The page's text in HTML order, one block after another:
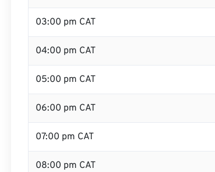
03:00 pm CAT
04:00 pm CAT
05:00 pm CAT
06:00 pm CAT
07:00 pm CAT
08:00 pm CAT